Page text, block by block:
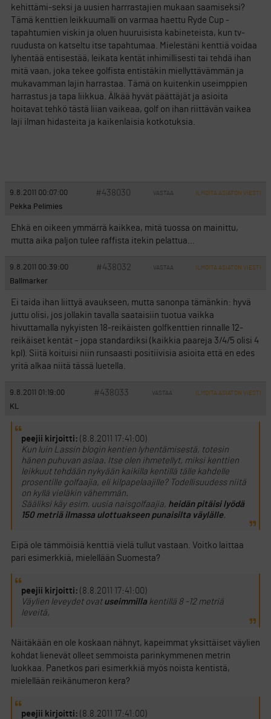
kehittämi-seksi ja uusien harrrastajien mukaan saamiseksi?
Tämä kenttien leikkuumalli on varmaa haettu Ryde Cup -
tapahtumien viskin ja oluen huuruisista kabineteista, kun tv-
ruudusta on katseltu itse tapahtumaa. Mielestäni kenttiä voidaa
lyhentää entisestää, leikata kentät inhimillisesti tai tehdä ihan
mitä vaan, joka tekee golfista entistäkin miellyttävämmän ja
mukavamman lajin harrastaa. Tämä on kuitenkin useimppien
harrastus ja tapa liikkua. Älkää hyvät päättäjät ja asioita
hoitavat tehkö tästä liian vaikeaa, golf on ihan riittävän vaikea
laji ilman hidasteita ja kaikenlaisia kotkotuksia.
9.8.2011 00:07:00 #438030 VASTAA ILMOITA ASIATON VIESTI
Pekka Pelimies
Ehkä en oikeen ymmärrä kaikkea, mitä tuossa on mainittu,
mutta aika paljon tulee raffista itekin pelattua…
9.8.2011 00:39:00 #438032 VASTAA ILMOITA ASIATON VIESTI
Ballmarker
Ei taida ihan liittyä avaukseen, mutta sanonpa tämänkin: hyvä
juttu olisi, jos jollakin tavalla saataisiin tuotua vaikka
hivuttamalla nykyisten 18-reikäisten golfkenttien rinnalle 12-
reikäiset kentät – jopa standardiksi (kaikkia paareja 3/4/5 olisi 4
kpl). Siitä koituisi niin runsaasti positiivisia asioita että en edes
yritä alkaa niitä tässä luetella.
9.8.2011 01:19:00 #438033 VASTAA ILMOITA ASIATON VIESTI
KL
peejii kirjoitti: (8.8.2011 17:41:00)
Kun luin Lassin blogin kentien lyhentämisestä, totesin
hänen puhuvan asiaa. Itse olen ihmetellyt, miksi kenttien
leikkuut tehdään nykyään kaikilla kentillä tälle kahdelle
prosentille golfaajia, eli kilpapelaajille? Todellisuudess niitä
on kyllä vieläkin vähemmän.
Sääliksi käy esim. uusia naisgolfaajia, heidän pitäisi lyödä
150 metriä ilmassa ulottuakseen punaisilta väylälle.
Eipä ole tämmöisiä kenttiä vielä tullut vastaan. Voitko laittaa
pari esimerkkiä, mielellään Suomesta?
peejii kirjoitti: (8.8.2011 17:41:00)
Väylien leveydet ovat useimmillakentillä 8 -12 metriä
leveitä,
Näitäkään en ole koskaan nähnyt, kapeimmat yksittäiset väylien
kohdat lienevät olleet semmoista parinkymmenen metrin
luokkaa. Panetkos pari esimerkkiä myös noista kentistä,
mielellään reikänumeron kera?
peejii kirjoitti: (8.8.2011 17:41:00)